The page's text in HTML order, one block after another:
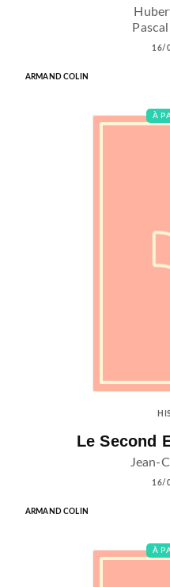
16/
ARMAND COLIN
À
Le Second
Jean-
16/
ARMAND COLIN
À